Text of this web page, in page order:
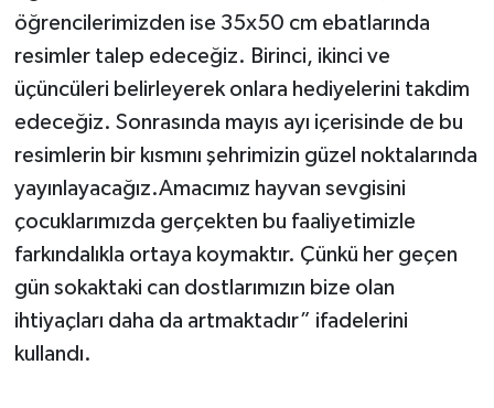
öğrencilerimizden ise 35x50 cm ebatlarında
resimler talep edeceğiz. Birinci, ikinci ve
üçüncüleri belirleyerek onlara hediyelerini takdim
edeceğiz. Sonrasında mayıs ayı içerisinde de bu
resimlerin bir kısmını şehrimizin güzel noktalarında
yayınlayacağız.Amacımız hayvan sevgisini
çocuklarımızda gerçekten bu faaliyetimizle
farkındalıkla ortaya koymaktır. Çünkü her geçen
gün sokaktaki can dostlarımızın bize olan
ihtiyaçları daha da artmaktadır” ifadelerini
kullandı.